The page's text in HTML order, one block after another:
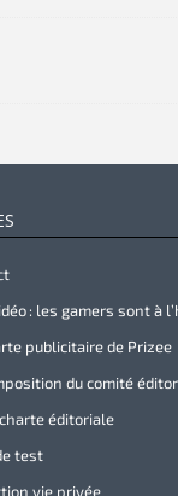
: les gamers sont à
publicitaire de Prizee
du comité
éditoriale
test
vie privée